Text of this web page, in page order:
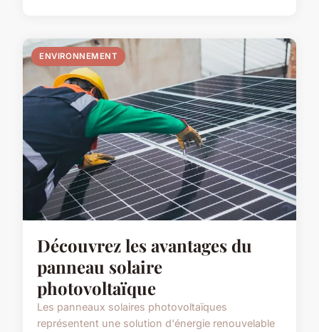
ENVIRONNEMENT
Découvrez les avantages du
panneau solaire
photovoltaïque
Les panneaux solaires photovoltaïques
représentent une solution d'énergie renouvelable